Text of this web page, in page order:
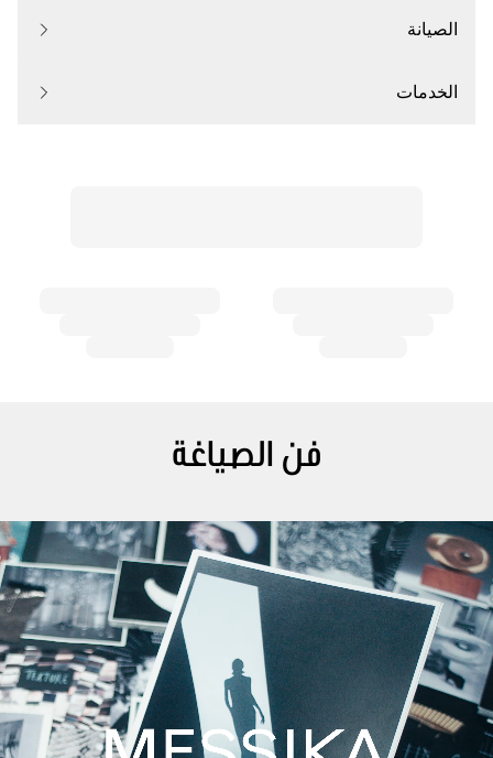
الصيانة
الخدمات
فن الصياغة